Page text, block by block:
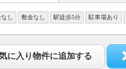
し 敷金なし 駅徒歩5分 駐車場あり
に入り物件に追加する